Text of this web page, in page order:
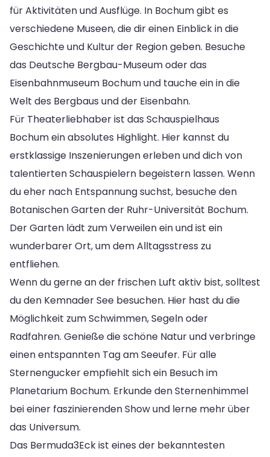
für Aktivitäten und Ausflüge. In Bochum gibt es
verschiedene Museen, die dir einen Einblick in die
Geschichte und Kultur der Region geben. Besuche
das Deutsche Bergbau-Museum oder das
Eisenbahnmuseum Bochum und tauche ein in die
Welt des Bergbaus und der Eisenbahn.
Für Theaterliebhaber ist das Schauspielhaus
Bochum ein absolutes Highlight. Hier kannst du
erstklassige Inszenierungen erleben und dich von
talentierten Schauspielern begeistern lassen. Wenn
du eher nach Entspannung suchst, besuche den
Botanischen Garten der Ruhr-Universität Bochum.
Der Garten lädt zum Verweilen ein und ist ein
wunderbarer Ort, um dem Alltagsstress zu
entfliehen.
Wenn du gerne an der frischen Luft aktiv bist, solltest
du den Kemnader See besuchen. Hier hast du die
Möglichkeit zum Schwimmen, Segeln oder
Radfahren. Genieße die schöne Natur und verbringe
einen entspannten Tag am Seeufer. Für alle
Sternengucker empfiehlt sich ein Besuch im
Planetarium Bochum. Erkunde den Sternenhimmel
bei einer faszinierenden Show und lerne mehr über
das Universum.
Das Bermuda3Eck ist eines der bekanntesten